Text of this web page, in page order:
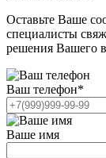
Оставьте Ваше
специалисты
решения Вашего
Ваш телефон*
Ваше имя